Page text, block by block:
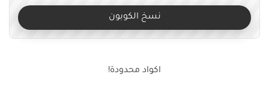
نسخ الكوبون
اكواد محدودة!